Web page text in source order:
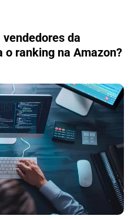
vendedores da
o ranking na Amazon?